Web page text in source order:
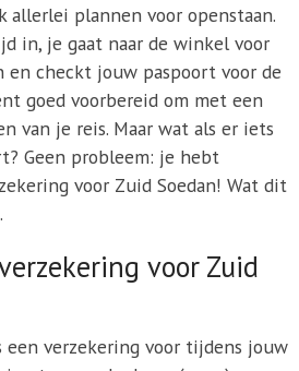
allerlei plannen voor openstaan.
in, je gaat naar de winkel voor
en checkt jouw paspoort voor de
goed voorbereid om met een
van je reis. Maar wat als er iets
Geen probleem: je hebt
voor Zuid Soedan! Wat dit
voor Zuid
een verzekering voor tijdens jouw